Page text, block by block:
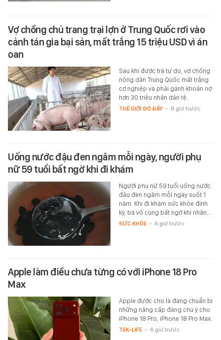
Vợ chồng chủ trang trại lợn ở Trung Quốc rơi vào
cảnh tán gia bại sản, mất trắng 15 triệu USD vì án
oan
Sau khi được trả tự do, vợ chồng
nông dân Trung Quốc mất trắng
cơ nghiệp và phải gánh khoản nợ
hơn 30 triệu nhân dân tệ.
THẾ GIỚI ĐÓ ĐÂY - 6 giờ trước
Uống nước đậu đen ngâm mỗi ngày, người phụ
nữ 59 tuổi bất ngờ khi đi khám
Người phụ nữ 59 tuổi uống nước
đậu đen ngâm mỗi ngày suốt 1
năm. Khi đi khám sức khỏe định
kỳ, bà vô cùng bất ngờ khi nhận…
SỨC KHỎE - 6 giờ trước
Apple làm điều chưa từng có với iPhone 18 Pro
Max
Apple được cho là đang chuẩn bị
những nâng cấp đáng chú ý cho
iPhone 18 Pro, iPhone 18 Pro Max.
TEK-LIFE - 6 giờ trước